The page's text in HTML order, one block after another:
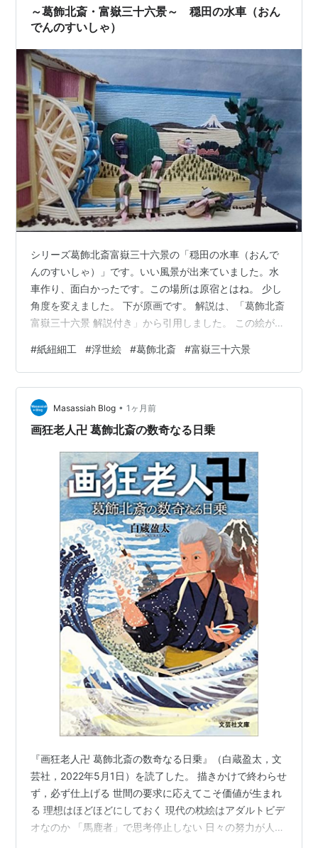
の島、富士山と、視線が流れるように配されています 歌
川広重「相…
～葛飾北斎・富嶽三十六景～ 穏田の水車（おん
でんのすいしゃ）
シリーズ葛飾北斎富嶽三十六景の「穏田の水車（おんで
んのすいしゃ）」です。いい風景が出来ていました。水
車作り、面白かったです。この場所は原宿とはね。 少し
角度を変えました。 下が原画です。 解説は、「葛飾北斎
富嶽三十六景 解説付き」から引用しました。 この絵が原
うところでしょう。原宿は、かつては農村地帯で、今で
は暗渠になってしまった渋谷川にはたくさんの水車があ
りました。水車の羽根で作られた水流は、波の変化激し
く北斎らしさが見られます。い物をする女たち、穀物を
水車小屋に運ぶ男たち、子供は亀の散歩、ここには農村
#紙紐細工 #浮世絵 #葛飾北斎 #富嶽三十六景
Masassiah Blog • 1ヶ月前
画狂老人卍 葛飾北斎の数奇なる日乗
『画狂老人卍 葛飾北斎の数奇なる日乗』（白蔵盈太，文
芸社，2022年5月1日）を読了した。 描きかけで終わらせ
ず，必ず仕上げる 世間の要求に応えてこそ価値が生まれ
る 理想はほどほどにしておく 現代の枕絵はアダルトビデ
オなのか 「馬鹿者」で思考停止しない 日々の努力が人を